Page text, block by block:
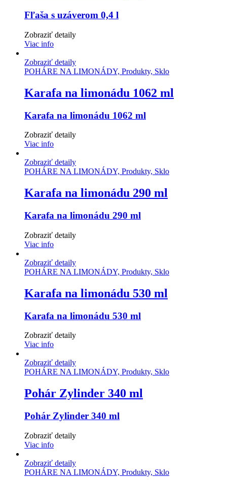
Fľaša s uzáverom 0,4 l
Zobraziť detaily
Viac info
Zobraziť detaily
POHÁRE NA LIMONÁDY, Produkty, Sklo
Karafa na limonádu 1062 ml
Karafa na limonádu 1062 ml
Zobraziť detaily
Viac info
Zobraziť detaily
POHÁRE NA LIMONÁDY, Produkty, Sklo
Karafa na limonádu 290 ml
Karafa na limonádu 290 ml
Zobraziť detaily
Viac info
Zobraziť detaily
POHÁRE NA LIMONÁDY, Produkty, Sklo
Karafa na limonádu 530 ml
Karafa na limonádu 530 ml
Zobraziť detaily
Viac info
Zobraziť detaily
POHÁRE NA LIMONÁDY, Produkty, Sklo
Pohár Zylinder 340 ml
Pohár Zylinder 340 ml
Zobraziť detaily
Viac info
Zobraziť detaily
POHÁRE NA LIMONÁDY, Produkty, Sklo